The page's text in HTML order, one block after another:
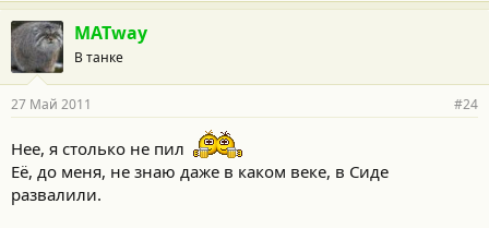
MATway
В танке
27 Май 2011 #24
Нее, я столько не пил
Её, до меня, не знаю даже в каком веке, в Сиде
развалили.